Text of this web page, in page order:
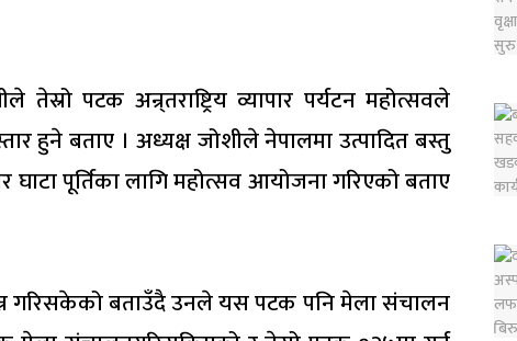
पटक अन्र्तराष्ट्रिय व्यापार पर्यटन महोत्सवले
हुने बताए । अध्यक्ष जोशीले नेपालमा उत्पादित बस्तु
घाटा पूर्तिका लागि महोत्सव आयोजना गरिएको बताए
गरिसकेको बताउँदै उनले यस पटक पनि मेला संचालन